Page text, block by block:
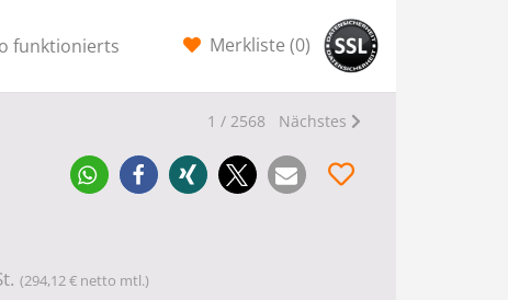
funktionierts Merkliste (0)
1 / 2568 Nächstes
(294,12 € netto mtl.)